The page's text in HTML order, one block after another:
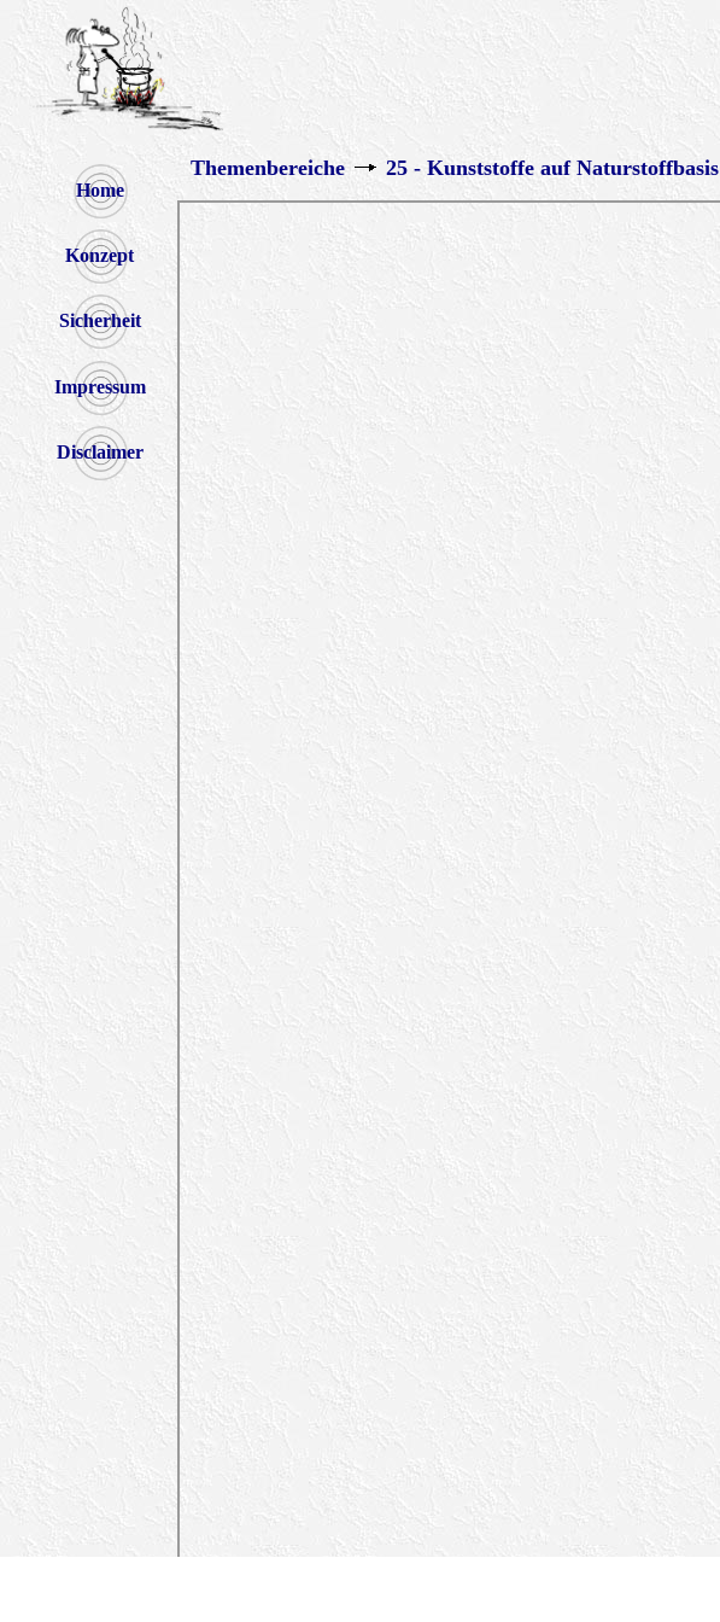
Home
Konzept
Sicherheit
Impressum
Disclaimer
Themenbereiche 25 - Kunststoffe auf Naturstoffbasis